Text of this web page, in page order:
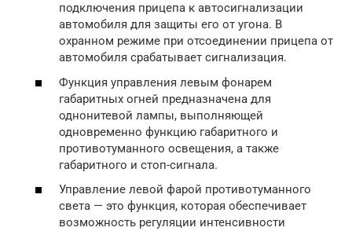
подключения прицепа к автосигнализации
автомобиля для защиты его от угона. В
охранном режиме при отсоединении прицепа от
автомобиля срабатывает сигнализация.
Функция управления левым фонарем
габаритных огней предназначена для
однонитевой лампы, выполняющей
одновременно функцию габаритного и
противотуманного освещения, а также
габаритного и стоп-сигнала.
Управление левой фарой противотуманного
света — это функция, которая обеспечивает
возможность регуляции интенсивности